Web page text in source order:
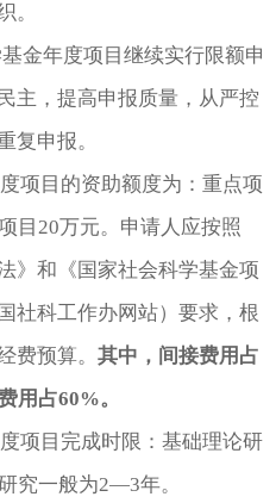
。
金年度项目继续实行限额申
主，提高申报质量，从严控
复申报。
项目的资助额度为：重点项
目20万元。申请人应按照
》和《国家社会科学基金项
社科工作办网站）要求，根
费预算。 其中，间接费用占
用占60%。
项目完成时限：基础理论研
究一般为2—3年。